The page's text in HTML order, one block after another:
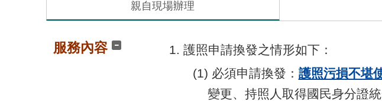
親自現場辦理
服務內容
1. 護照申請換發之情形如下：
(1) 必須申請換發： 護照污損不堪
變更、持照人取得國民身分證